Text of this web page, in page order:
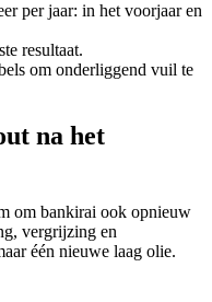
per jaar: in het voorjaar en
resultaat.
om onderliggend vuil te
na het
om bankirai ook opnieuw
vergrijzing en
één nieuwe laag olie.